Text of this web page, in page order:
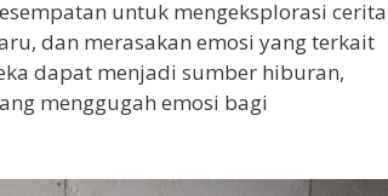
untuk mengeksplorasi cerita
dan merasakan emosi yang terkait
dapat menjadi sumber hiburan,
menggugah emosi bagi